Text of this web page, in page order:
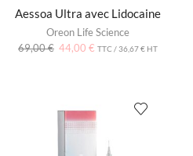
Aessoa Ultra avec Lidocaine
Oreon Life Science
69,00€ 44,00 € TTC /36,67€ HT